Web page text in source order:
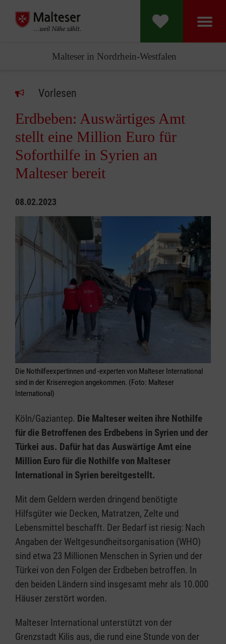
Malteser in Nordrhein-Westfalen
Vorlesen
Erdbeben: Auswärtiges Amt
stellt eine Million Euro für
Soforthilfe in Syrien an
Malteser bereit
08.02.2023
Die Nothilfeexpertinnen und -experten von Malteser International
sind in der Krisenregion angekommen. (Foto: Malteser
International)
Köln/Gaziantep. Die Malteser weiten ihre Nothilfe
für die Betroffenen des Erdbebens in Syrien und der
Türkei aus. Dafür hat das Auswärtige Amt eine
Million Euro für die Nothilfe von Malteser
International in Syrien bereitgestellt.
Mit dem Geldern werden dringend benötigte
Hilfsgüter wie Decken, Matratzen, Zelte und
Lebensmittel beschafft. Der Bedarf ist riesig: Nach
Angaben der Weltgesundheitsorganisation (WHO)
sind etwa 23 Millionen Menschen in Syrien und der
Türkei von den Folgen der Erdbeben betroffen. In
den beiden Ländern sind insgesamt mehr als 10.000
Häuser zerstört worden.
Malteser International unterstützt von der
Grenzstadt Kilis aus, die rund eine Stunde von der